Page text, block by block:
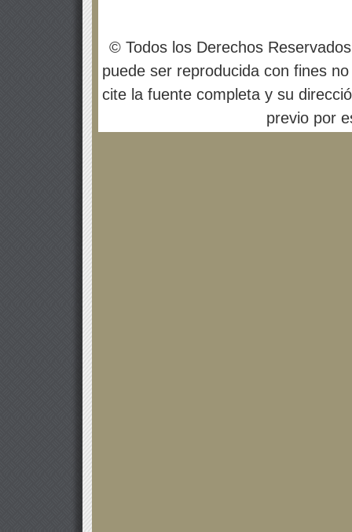
© Todos los Derechos
puede ser reproducida con fines
cite la fuente completa y su
previo por